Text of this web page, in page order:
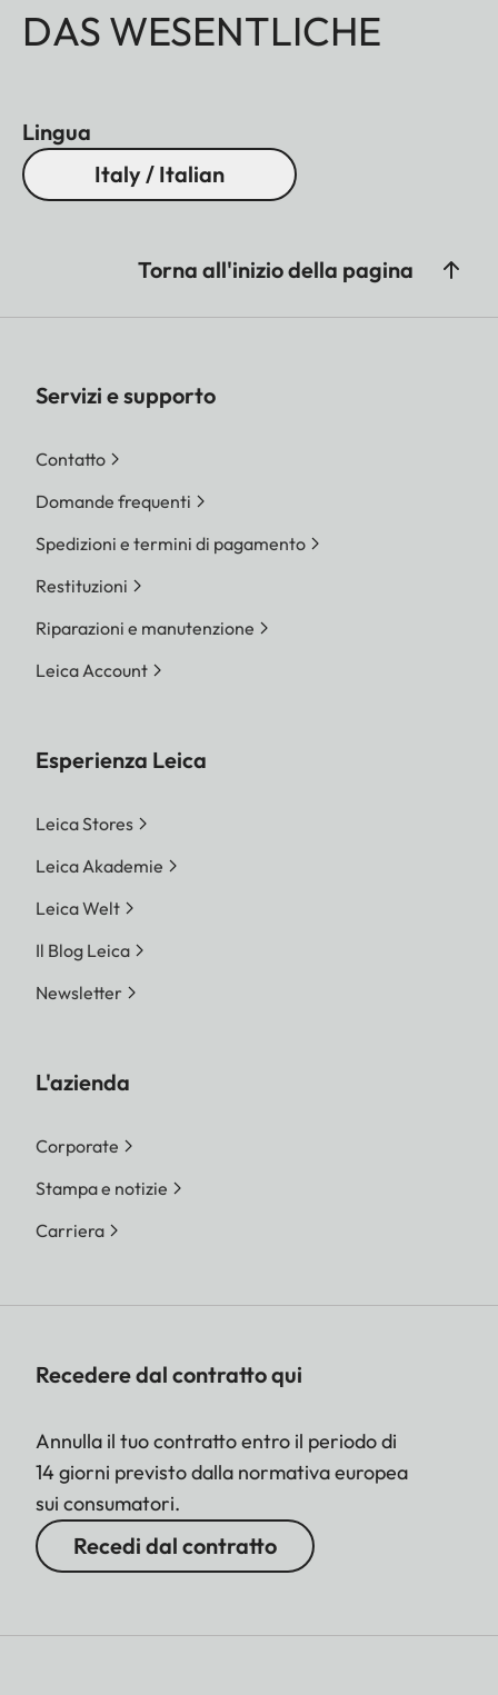
DAS WESENTLICHE
Lingua
Italy / Italian
Torna all'inizio della pagina
Servizi e supporto
Contatto
Domande frequenti
Spedizioni e termini di pagamento
Restituzioni
Riparazioni e manutenzione
Leica Account
Esperienza Leica
Leica Stores
Leica Akademie
Leica Welt
Il Blog Leica
Newsletter
L'azienda
Corporate
Stampa e notizie
Carriera
Recedere dal contratto qui
Annulla il tuo contratto entro il periodo di
14 giorni previsto dalla normativa europea
sui consumatori.
Recedi dal contratto